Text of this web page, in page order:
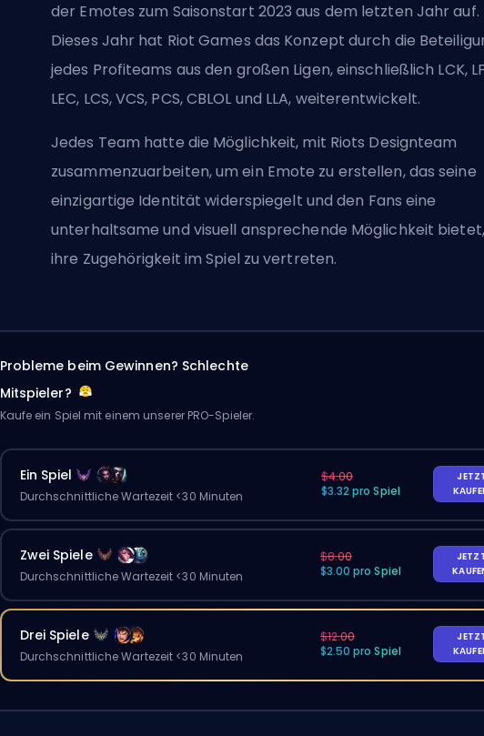
der Emotes zum Saisonstart 2023 aus dem letzten Jahr auf.
Dieses Jahr hat Riot Games das Konzept durch die
jedes Profiteams aus den großen Ligen, einschließlich LCK,
LEC, LCS, VCS, PCS, CBLOL und LLA, weiterentwickelt.
Jedes Team hatte die Möglichkeit, mit Riots Designteam
zusammenzuarbeiten, um ein Emote zu erstellen, das seine
einzigartige Identität widerspiegelt und den Fans eine
unterhaltsame und visuell ansprechende Möglichkeit bietet,
ihre Zugehörigkeit im Spiel zu vertreten.
Probleme beim Gewinnen? Schlechte
Mitspieler?
Kaufe ein Spiel mit einem unserer PRO-Spieler.
Ein Spiel
Durchschnittliche Wartezeit <30 Minuten
$4.00
$3.32 pro Spiel
Zwei Spiele
Durchschnittliche Wartezeit <30 Minuten
$8.00
$3.00 pro Spiel
Drei Spiele
Durchschnittliche Wartezeit <30 Minuten
$12.00
$2.50 pro Spiel